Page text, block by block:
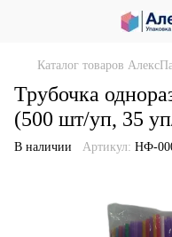
Каталог товаров
Трубочка
(500 шт/уп, 35
В наличии Артикул: НФ-